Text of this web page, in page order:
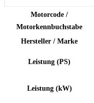
Motorcode /
Motorkennbuchstabe
Hersteller / Marke
Leistung (PS)
Leistung (kW)